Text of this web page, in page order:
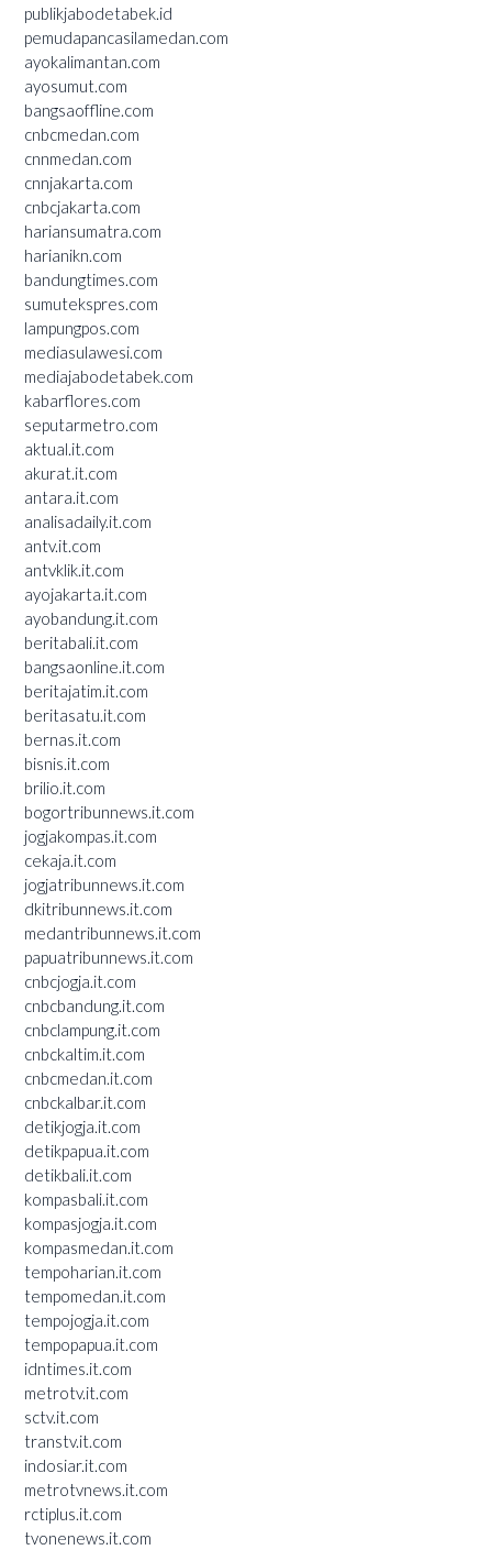
publikjabodetabek.id
pemudapancasilamedan.com
ayokalimantan.com
ayosumut.com
bangsaoffline.com
cnbcmedan.com
cnnmedan.com
cnnjakarta.com
cnbcjakarta.com
hariansumatra.com
harianikn.com
bandungtimes.com
sumutekspres.com
lampungpos.com
mediasulawesi.com
mediajabodetabek.com
kabarflores.com
seputarmetro.com
aktual.it.com
akurat.it.com
antara.it.com
analisadaily.it.com
antv.it.com
antvklik.it.com
ayojakarta.it.com
ayobandung.it.com
beritabali.it.com
bangsaonline.it.com
beritajatim.it.com
beritasatu.it.com
bernas.it.com
bisnis.it.com
brilio.it.com
bogortribunnews.it.com
jogjakompas.it.com
cekaja.it.com
jogjatribunnews.it.com
dkitribunnews.it.com
medantribunnews.it.com
papuatribunnews.it.com
cnbcjogja.it.com
cnbcbandung.it.com
cnbclampung.it.com
cnbckaltim.it.com
cnbcmedan.it.com
cnbckalbar.it.com
detikjogja.it.com
detikpapua.it.com
detikbali.it.com
kompasbali.it.com
kompasjogja.it.com
kompasmedan.it.com
tempoharian.it.com
tempomedan.it.com
tempojogja.it.com
tempopapua.it.com
idntimes.it.com
metrotv.it.com
sctv.it.com
transtv.it.com
indosiar.it.com
metrotvnews.it.com
rctiplus.it.com
tvonenews.it.com